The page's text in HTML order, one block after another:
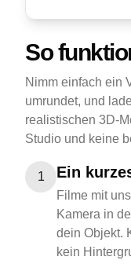
So
Nimm einfach ein
umrundet, und
realistischen 3D-
Studio und keine
1 Ein
Filme mit
Kamera in
dein Objekt.
kein